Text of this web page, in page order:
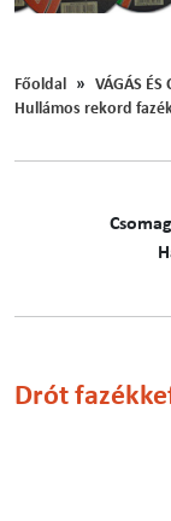
Főoldal VÁGÁS ÉS
Hullámos rekord
Drót